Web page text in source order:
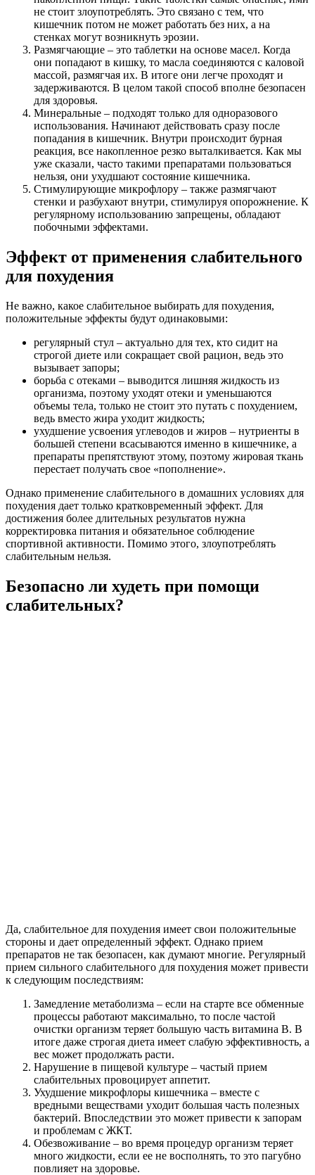
не стоит злоупотреблять. Это связано с тем, что
кишечник потом не может работать без них, а на
стенках могут возникнуть эрозии.
Размягчающие – это таблетки на основе масел. Когда
они попадают в кишку, то масла соединяются с каловой
массой, размягчая их. В итоге они легче проходят и
задерживаются. В целом такой способ вполне безопасен
для здоровья.
Минеральные – подходят только для одноразового
использования. Начинают действовать сразу после
попадания в кишечник. Внутри происходит бурная
реакция, все накопленное резко выталкивается. Как мы
уже сказали, часто такими препаратами пользоваться
нельзя, они ухудшают состояние кишечника.
Стимулирующие микрофлору – также размягчают
стенки и разбухают внутри, стимулируя опорожнение. К
регулярному использованию запрещены, обладают
побочными эффектами.
Эффект от применения слабительного
для похудения
Не важно, какое слабительное выбирать для похудения,
положительные эффекты будут одинаковыми:
регулярный стул – актуально для тех, кто сидит на
строгой диете или сокращает свой рацион, ведь это
вызывает запоры;
борьба с отеками – выводится лишняя жидкость из
организма, поэтому уходят отеки и уменьшаются
объемы тела, только не стоит это путать с похудением,
ведь вместо жира уходит жидкость;
ухудшение усвоения углеводов и жиров – нутриенты в
большей степени всасываются именно в кишечнике, а
препараты препятствуют этому, поэтому жировая ткань
перестает получать свое «пополнение».
Однако применение слабительного в домашних условиях для
похудения дает только кратковременный эффект. Для
достижения более длительных результатов нужна
корректировка питания и обязательное соблюдение
спортивной активности. Помимо этого, злоупотреблять
слабительным нельзя.
Безопасно ли худеть при помощи
слабительных?
Да, слабительное для похудения имеет свои положительные
стороны и дает определенный эффект. Однако прием
препаратов не так безопасен, как думают многие. Регулярный
прием сильного слабительного для похудения может привести
к следующим последствиям:
Замедление метаболизма – если на старте все обменные
процессы работают максимально, то после частой
очистки организм теряет большую часть витамина В. В
итоге даже строгая диета имеет слабую эффективность, а
вес может продолжать расти.
Нарушение в пищевой культуре – частый прием
слабительных провоцирует аппетит.
Ухудшение микрофлоры кишечника – вместе с
вредными веществами уходит большая часть полезных
бактерий. Впоследствии это может привести к запорам
и проблемам с ЖКТ.
Обезвоживание – во время процедур организм теряет
много жидкости, если ее не восполнять, то это пагубно
повлияет на здоровье.